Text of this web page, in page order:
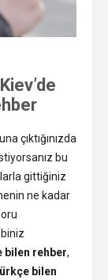
çıktığınızda
bu
gittiğiniz
ne kadar
bilen rehber,
bilen